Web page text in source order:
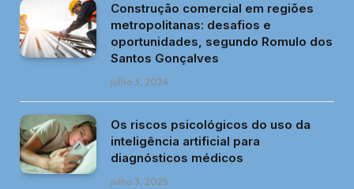
Construção comercial em regiões
metropolitanas: desafios e
oportunidades, segundo Romulo dos
Santos Gonçalves
julho 3, 2024
Os riscos psicológicos do uso da
inteligência artificial para
diagnósticos médicos
julho 3, 2025